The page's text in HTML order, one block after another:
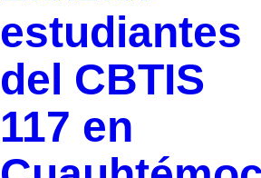
estudiantes
del CBTIS
117 en